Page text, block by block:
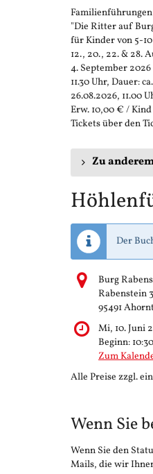
Familienführungen
"Die Ritter auf
für Kinder von 5-
12., 20., 22. & 28.
4. September 2026
11.30 Uhr, Dauer:
26.08.2026, 11.00
Erw. 10,00 € / Kind
Tickets über den
Zu
Der
Burg
Rabenstein
95491
Mi, 10. Juni
Beginn: 10:30
Zum
Alle Preise zzgl.
Wenn Sie
Wenn Sie den
Mails, die wir